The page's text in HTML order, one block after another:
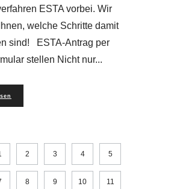
ESTA vorbei. Wir
welche Schritte damit
sind! ESTA-Antrag per
stellen Nicht nur
2 3 4 5
8 9 10 11